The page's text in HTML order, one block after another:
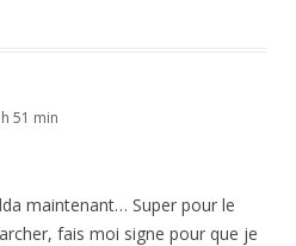
51 min
maintenant… Super pour le
fais moi signe pour que je